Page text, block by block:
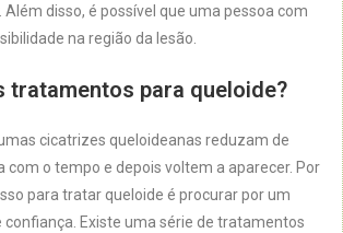
Além disso, é possível que uma pessoa com
na região da lesão.
tratamentos para queloide?
cicatrizes queloideanas reduzam de
o tempo e depois voltem a aparecer. Por
para tratar queloide é procurar por um
Existe uma série de tratamentos